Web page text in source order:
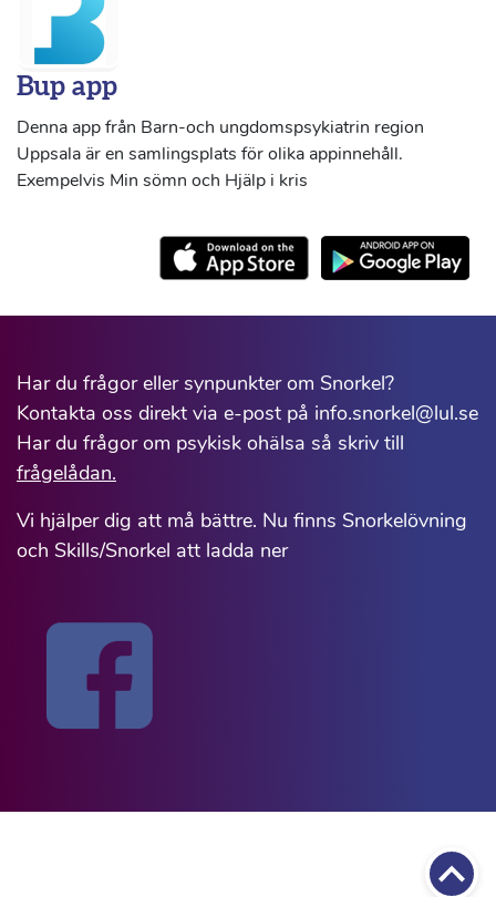
Till
Bup app
Denna app från Barn-och ungdomspsykiatrin region
Uppsala är en samlingsplats för olika appinnehåll.
Exempelvis Min sömn och Hjälp i kris
Har du frågor eller synpunkter om Snorkel?
Kontakta oss direkt via e-post på info.snorkel@lul.se
Har du frågor om psykisk ohälsa så skriv till
frågelådan.
Vi hjälper dig att må bättre. Nu finns Snorkelövning
och Skills/Snorkel att ladda ner